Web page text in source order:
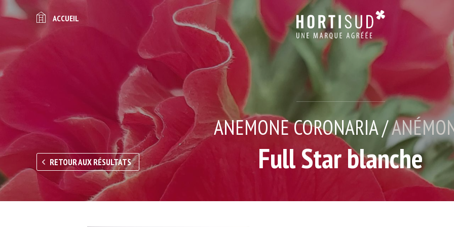
ACCUEIL
ANEMONE CORONARIA /
Full Star blanche
RETOUR AUX RÉSULTATS